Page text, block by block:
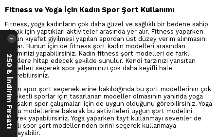
Fitness ve Yoga İçin Kadın Spor Şort Kullanımı
Fitness, yoga kadınların çok daha güzel ve sağlıklı bir bedene sahip
olmak için yaptıkları aktiviteler arasında yer alır. Fitness yaparken
uygun kıyafet giyilmesi yapılan spordan üst düzey verim alınmasını
sağlar. Bunun için de fitness şort kadın modelleri arasından
seçiminizi yapabilirsiniz. Kadın fitness şort modelleri de farklı
zevklere hitap edecek şekilde sunulur. Kendi tarzınızı yansıtan
modelleri seçerek spor yaşamınızı çok daha keyifli hale
getirebilirsiniz.
Kadın spor şort seçeneklerine bakıldığında bu şort modellerinin çok
hareketli sporlar için tasarlanan modeller olmasının yanında yoga
gibi sakin spor çalışmaları için de uygun olduğunu görebilirsiniz. Yoga
şortu modellerine bakarak bu aktiviteleri uygun şort modelini
giyerek yapabilirsiniz. Yoga yaparken tayt kullanmayı sevenler de
taytlı spor şort modellerinden birini seçerek kullanmaya
başlayabilir.
250 ₺ İndirim Fırsatı
›